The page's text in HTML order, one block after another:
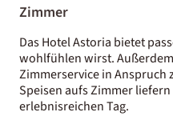
Zimmer
Das Hotel Astoria bietet
wohlfühlen wirst.
Zimmerservice in Anspruch
Speisen aufs Zimmer
erlebnisreichen Tag.